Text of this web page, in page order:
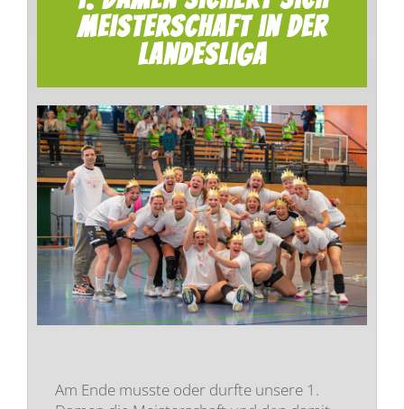
Liga Grundschule
Sponsoren
Kontakt
Meisterschaft in der
Landesliga
Am Ende musste oder durfte unsere 1.